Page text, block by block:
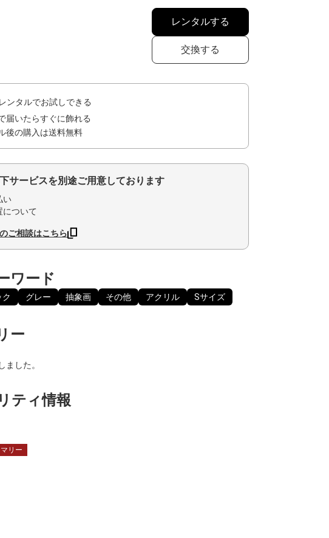
レンタルする
交換する
ンタルでお試しできる
届いたらすぐに飾れる
後の購入は送料無料
サービスを別途ご用意しております
い
について
ご相談はこちら
ワード
ク グレー 抽象画 その他 アクリル Sサイズ
ー
ました。
ティ情報
リー